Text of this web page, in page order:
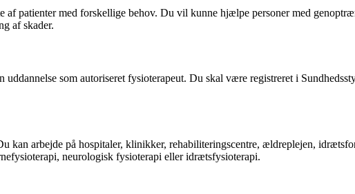
patienter med forskellige behov. Du vil kunne hjælpe personer med
af skader.
som autoriseret fysioterapeut. Du skal være registreret i
kan arbejde på hospitaler, klinikker, rehabiliteringscentre, ældreplejen,
neurologisk fysioterapi eller idrætsfysioterapi.